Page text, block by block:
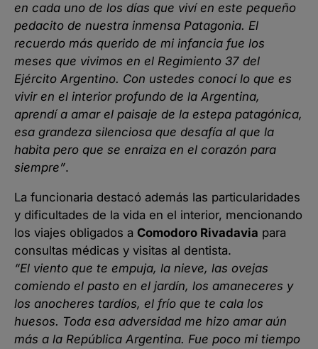
en cada uno de los días que viví en este pequeño
pedacito de nuestra inmensa Patagonia. El
recuerdo más querido de mi infancia fue los
meses que vivimos en el Regimiento 37 del
Ejército Argentino. Con ustedes conocí lo que es
vivir en el interior profundo de la Argentina,
aprendí a amar el paisaje de la estepa patagónica,
esa grandeza silenciosa que desafía al que la
habita pero que se enraiza en el corazón para
siempre”.
La funcionaria destacó además las particularidades
y dificultades de la vida en el interior, mencionando
los viajes obligados a Comodoro Rivadavia para
consultas médicas y visitas al dentista.
“El viento que te empuja, la nieve, las ovejas
comiendo el pasto en el jardín, los amaneceres y
los anocheres tardíos, el frío que te cala los
huesos. Toda esa adversidad me hizo amar aún
más a la República Argentina. Fue poco mi tiempo